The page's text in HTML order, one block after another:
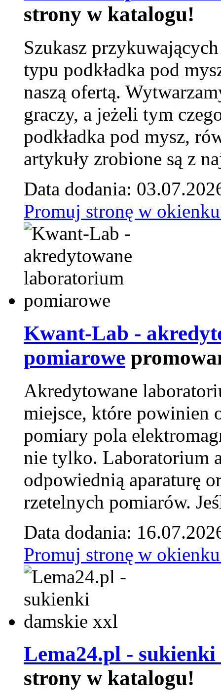
strony w katalogu!
Szukasz
typu podkładka pod
naszą ofertą.
graczy, a jeżeli tym
podkładka pod mysz,
artykuły zrobione są z
Data dodania:
Promuj stronę w
Kwant-Lab -
pomiarowe
Akredytowane
miejsce, które powinien
pomiary pola
nie tylko. Laboratorium
odpowiednią aparaturę
rzetelnych pomiarów.
Data dodania:
Promuj stronę w
Lema24.pl -
strony w katalogu!